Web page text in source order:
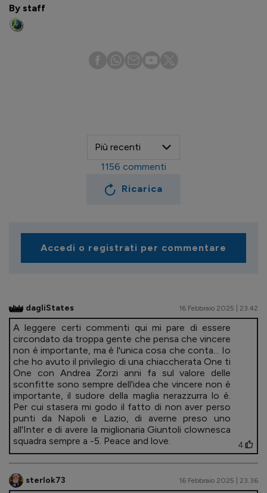
By staff
Ricarica
1156 commenti
Accedi o registrati per commentare
dagliStates 16 Febbraio 2025 | 23.42
A leggere certi commenti qui mi pare di essere
circondato da troppa gente che pensa che vincere
non è importante, ma è l'unica cosa che conta... Io
che ho avuto il privilegio di una chiaccherata One ti
One con Andrea Zorzi anni fa sul valore delle
sconfitte sono sempre dell'idea che vincere non è
importante, il sudore della maglia nerazzurra lo è.
Per cui stasera mi godo il fatto di non aver perso
punti da Napoli e Lazio, di averne preso uno
all'Inter e di avere la miglionaria Giuntoli clownesca
squadra sempre a -5. Peace and love.
4
sterlok73 16 Febbraio 2025 | 23.36